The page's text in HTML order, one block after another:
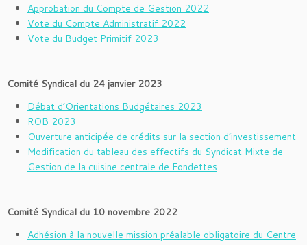
Approbation du Compte de Gestion 2022
Vote du Compte Administratif 2022
Vote du Budget Primitif 2023
Comité Syndical du 24 janvier 2023
Débat d’Orientations Budgétaires 2023
ROB 2023
Ouverture anticipée de crédits sur la section d’investissement
Modification du tableau des effectifs du Syndicat Mixte de
Gestion de la cuisine centrale de Fondettes
Comité Syndical du 10 novembre 2022
Adhésion à la nouvelle mission préalable obligatoire du Centre